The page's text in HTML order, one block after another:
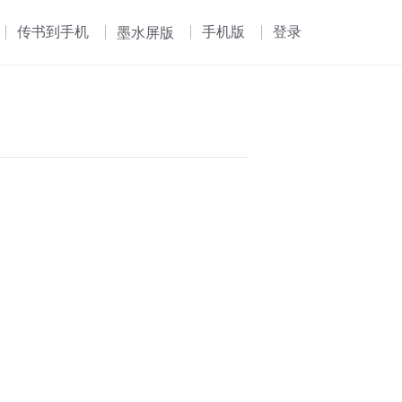
传书到手机 墨水屏版 手机版 登录